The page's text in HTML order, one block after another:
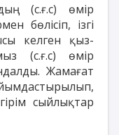
(с.ғ.с) өмір
бөлісіп, ізгі
келген қыз-
(с.ғ.с) өмір
Жамағат
сыйлықтар